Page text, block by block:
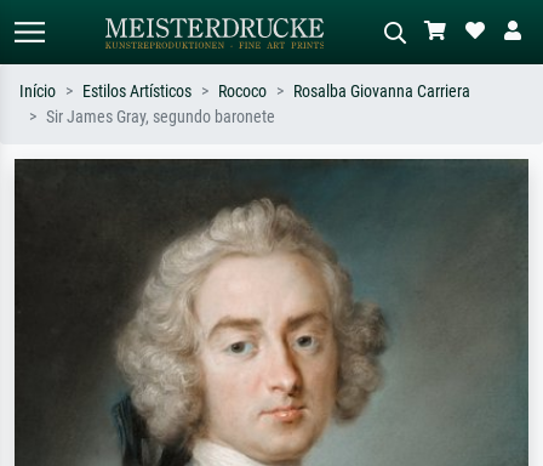
impressionismo, onda de Hokusai, nu.
abstrato com muito vermelho, pintura
a óleo escura, nu em pé ao lado de
Início Estilos Artísticos Rococo
Rosalba Giovanna Carriera
Sir James Gray, segundo baronete